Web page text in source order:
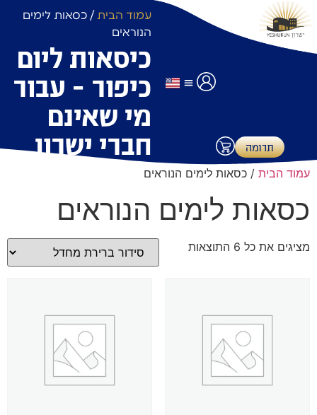
תרומה
עמוד הבית / כסאות לימים
הנוראים
כיסאות ליום
כיפור – עבור
מי שאינם
חברי ישרון
עמוד הבית / כסאות לימים הנוראים
כסאות לימים הנוראים
מציגים את כל ⁦6⁩ התוצאות